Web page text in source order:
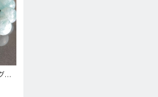
リ